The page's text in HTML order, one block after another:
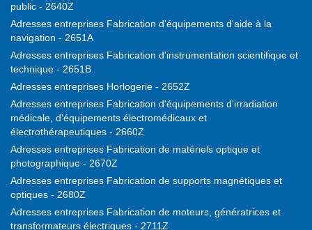
public - 2640Z
Adresses entreprises Fabrication d'équipements d'aide à la
navigation - 2651A
Adresses entreprises Fabrication d'instrumentation scientifique et
technique - 2651B
Adresses entreprises Horlogerie - 2652Z
Adresses entreprises Fabrication d'équipements d'irradiation
médicale, d'équipements électromédicaux et
électrothérapeutiques - 2660Z
Adresses entreprises Fabrication de matériels optique et
photographique - 2670Z
Adresses entreprises Fabrication de supports magnétiques et
optiques - 2680Z
Adresses entreprises Fabrication de moteurs, génératrices et
transformateurs électriques - 2711Z